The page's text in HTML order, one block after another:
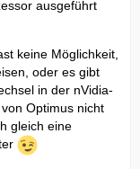
ausgeführt
keine Möglichkeit,
oder es gibt
in der nVidia-
Optimus nicht
gleich eine